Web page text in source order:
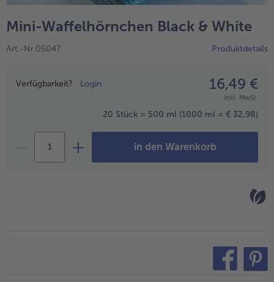
alle Wein & Spirituosen
alle Kuchen & Torten
alle bofrost*free
alle bofrost*plus.
Pflanzliche Alternativprodukte
Mini-Waffelhörnchen Black & White
Art.-Nr.05047 Produktdetails
Preisangabe
Verfügbarkeit? Login 16,49 €
inkl. MwSt.
20 Stück = 500 ml (1000 ml = € 32,98)
in den Warenkorb